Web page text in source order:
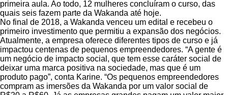
primeira aula. Ao todo, 12 mulheres concluíram o curso, das
quais seis fazem parte da Wakanda até hoje.
No final de 2018, a Wakanda venceu um edital e recebeu o
primeiro investimento que permitiu a expansão dos negócios.
Atualmente, a empresa oferece diferentes tipos de curso e já
impactou centenas de pequenos empreendedores. “A gente é
um negócio de impacto social, que tem esse caráter social de
deixar uma marca positiva na sociedade, mas que é um
produto pago”, conta Karine. “Os pequenos empreendedores
compram as imersões da Wakanda por um valor social de